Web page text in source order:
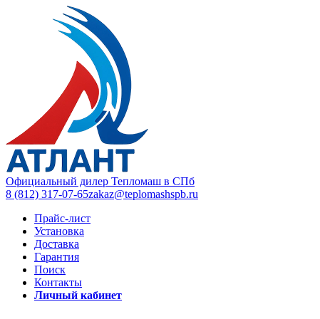
Официальный дилер Тепломаш в СПб
8 (812) 317-07-65zakaz@teplomashspb.ru
Прайс-лист
Установка
Доставка
Гарантия
Поиск
Контакты
Личный кабинет